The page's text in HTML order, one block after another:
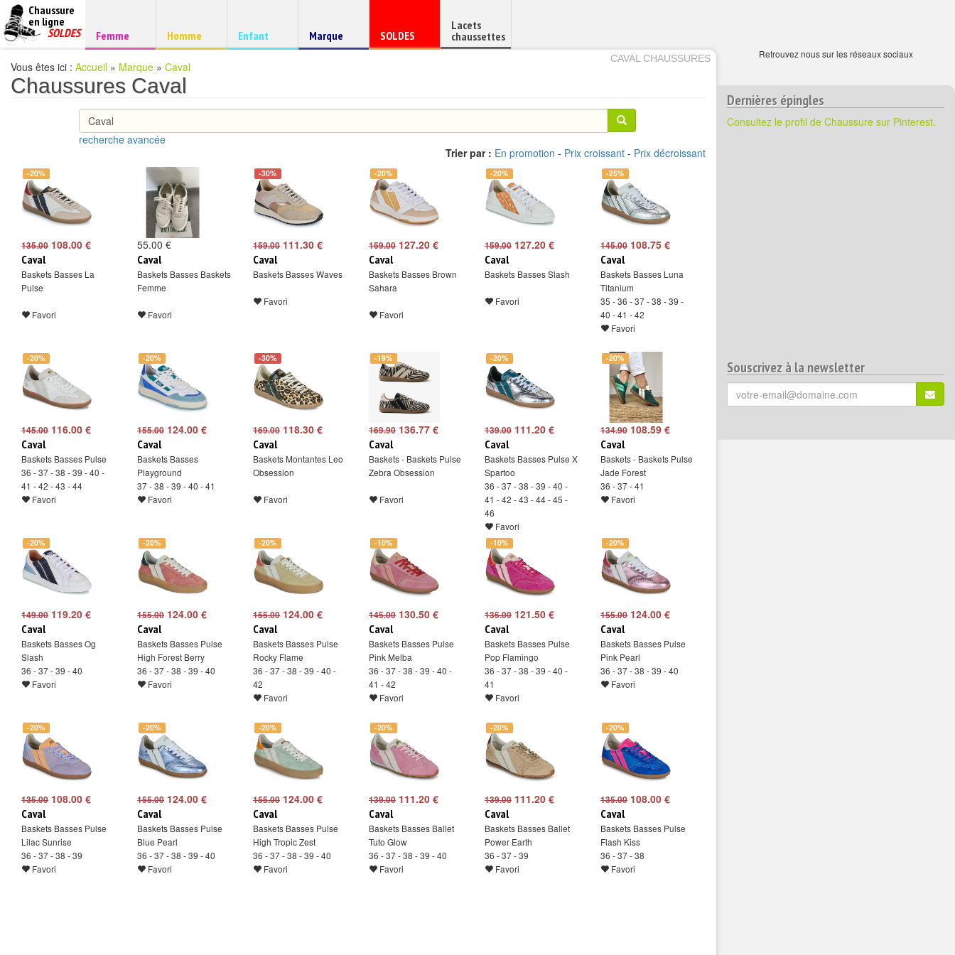
Chaussure
à
prix
Chaussure
en ligne
pas
SOLDES Chaussure
Femme Chaussure
Homme Chaussure
Enfant
Chaussure
de
Marque
Chaussure
en
SOLDES
Lacets
chaussettes
CAVAL CHAUSSURES
Vous êtes ici : Accueil » Marque » Caval
Chaussures Caval
recherche avancée
Trier par : En promotion - Prix croissant - Prix décroissant
-20%
135.00 108.00 €
Caval
Baskets Basses La
Pulse
Favori
55.00 €
Caval
Baskets Basses Baskets
Femme
Favori
-30%
159.00 111.30 €
Caval
Baskets Basses Waves
Favori
-20%
159.00 127.20 €
Caval
Baskets Basses Brown
Sahara
Favori
-20%
159.00 127.20 €
Caval
Baskets Basses Slash
Favori
-25%
145.00 108.75 €
Caval
Baskets Basses Luna
Titanium
35 - 36 - 37 - 38 - 39 -
40 - 41 - 42
Favori
-20%
145.00 116.00 €
Caval
Baskets Basses Pulse
36 - 37 - 38 - 39 - 40 -
41 - 42 - 43 - 44
Favori
-20%
155.00 124.00 €
Caval
Baskets Basses
Playground
37 - 38 - 39 - 40 - 41
Favori
-30%
169.00 118.30 €
Caval
Baskets Montantes Leo
Obsession
Favori
-19%
169.90 136.77 €
Caval
Baskets - Baskets Pulse
Zebra Obsession
Favori
-20%
139.00 111.20 €
Caval
Baskets Basses Pulse X
Spartoo
36 - 37 - 38 - 39 - 40 -
41 - 42 - 43 - 44 - 45 -
46
Favori
-20%
134.90 108.59 €
Caval
Baskets - Baskets Pulse
Jade Forest
36 - 37 - 41
Favori
-20%
149.00 119.20 €
Caval
Baskets Basses Og
Slash
36 - 37 - 39 - 40
Favori
-20%
155.00 124.00 €
Caval
Baskets Basses Pulse
High Forest Berry
36 - 37 - 38 - 39 - 40
Favori
-20%
155.00 124.00 €
Caval
Baskets Basses Pulse
Rocky Flame
36 - 37 - 38 - 39 - 40 -
42
Favori
-10%
145.00 130.50 €
Caval
Baskets Basses Pulse
Pink Melba
36 - 37 - 38 - 39 - 40 -
41 - 42
Favori
-10%
135.00 121.50 €
Caval
Baskets Basses Pulse
Pop Flamingo
36 - 37 - 38 - 39 - 40 -
41
Favori
-20%
155.00 124.00 €
Caval
Baskets Basses Pulse
Pink Pearl
36 - 37 - 38 - 39 - 40
Favori
-20%
135.00 108.00 €
Caval
Baskets Basses Pulse
Lilac Sunrise
36 - 37 - 38 - 39
Favori
-20%
155.00 124.00 €
Caval
Baskets Basses Pulse
Blue Pearl
36 - 37 - 38 - 39 - 40
Favori
-20%
155.00 124.00 €
Caval
Baskets Basses Pulse
High Tropic Zest
36 - 37 - 38 - 39 - 40
Favori
-20%
139.00 111.20 €
Caval
Baskets Basses Ballet
Tuto Glow
36 - 37 - 38 - 39 - 40
Favori
-20%
139.00 111.20 €
Caval
Baskets Basses Ballet
Power Earth
36 - 37 - 39
Favori
-20%
135.00 108.00 €
Caval
Baskets Basses Pulse
Flash Kiss
36 - 37 - 38
Favori
Dernières épingles
Consultez le profil de Chaussure sur Pinterest.
Souscrivez à la newsletter
Votre
email
Retrouvez nous sur les réseaux sociaux